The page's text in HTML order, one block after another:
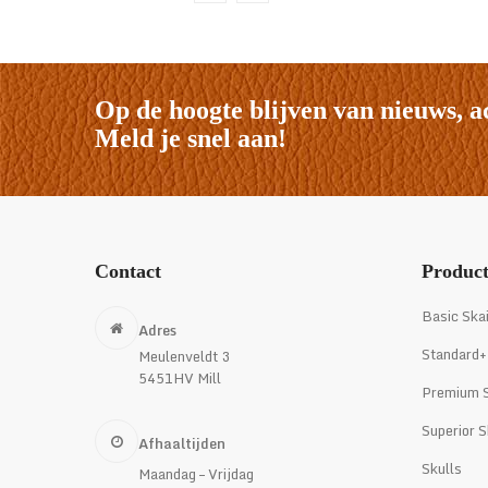
Op de hoogte blijven van nieuws,
Meld je snel aan!
Contact
Adres
Meulenveldt 3
5451HV Mill
Afhaaltijden
Maandag – Vrijdag
Basic Skai
Standard+
Premium
Superior
Skulls